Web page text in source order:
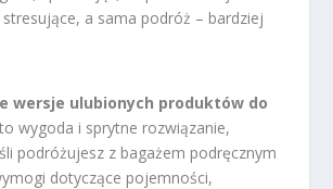
a sama podróż – bardziej
wersje ulubionych produktów do
to wygoda i sprytne rozwiązanie,
podróżujesz z bagażem podręcznym
dotyczące pojemności,